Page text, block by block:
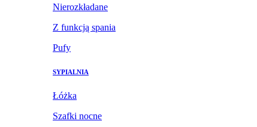
Nierozkładane
Z funkcją spania
Pufy
SYPIALNIA
Łóżka
Szafki nocne